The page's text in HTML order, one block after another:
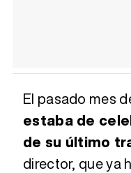
El pasado mes
estaba de
de su último
director, que ya